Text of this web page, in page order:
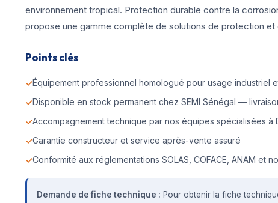
environnement tropical. Protection durable contre la
propose une gamme complète de solutions de protection
Points clés
Équipement professionnel homologué pour usage industriel
Disponible en stock permanent chez SEMI Sénégal —
Accompagnement technique par nos équipes spécialisées à
Garantie constructeur et service après-vente assuré
Conformité aux réglementations SOLAS, COFACE, ANAM et
Demande de fiche technique : Pour obtenir la fiche